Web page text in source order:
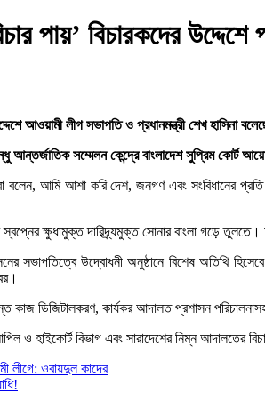
পায়’ বিচারকদের উদ্দেশে
আওয়ামী লীগ সভাপতি ও প্রধানমন্ত্রী শেখ
আন্তর্জাতিক সম্মেলন কেন্দ্রে বাংলাদেশ সুপ্রিম কোর্ট
বলেন, আমি আশা করি দেশ, জনগণ এবং সংবিধানের
স্বপ্নের ক্ষুধামুক্ত দারিদ্র্যমুক্ত সোনার বাংলা গড়ে
সভাপতিত্বে উদ্বোধনী অনুষ্ঠানে বিশেষ অতিথি
কাজ ডিজিটালকরণ, কার্যকর আদালত প্রশাসন
ও হাইকোর্ট বিভাগ এবং সারাদেশের নিম্ন আদালতের
লীগে: ওবায়দুল কাদের